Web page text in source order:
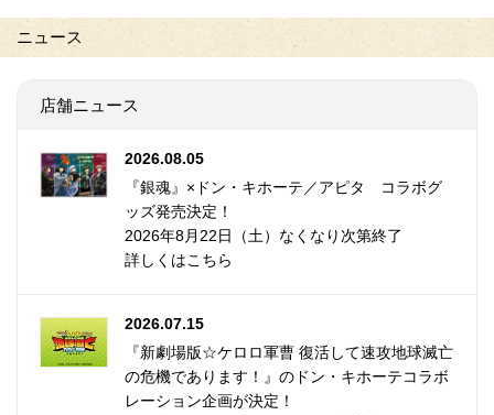
ニュース
店舗ニュース
2026.08.05
『銀魂』×ドン・キホーテ／アピタ コラボグ
ッズ発売決定！
2026年8月22日（土）なくなり次第終了
詳しくはこちら
2026.07.15
『新劇場版☆ケロロ軍曹 復活して速攻地球滅亡
の危機であります！』のドン・キホーテコラボ
レーション企画が決定！